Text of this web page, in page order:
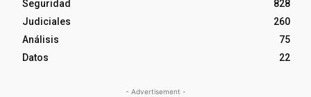
Seguridad
828
Judiciales
260
Análisis
75
Datos
22
- Advertisement -